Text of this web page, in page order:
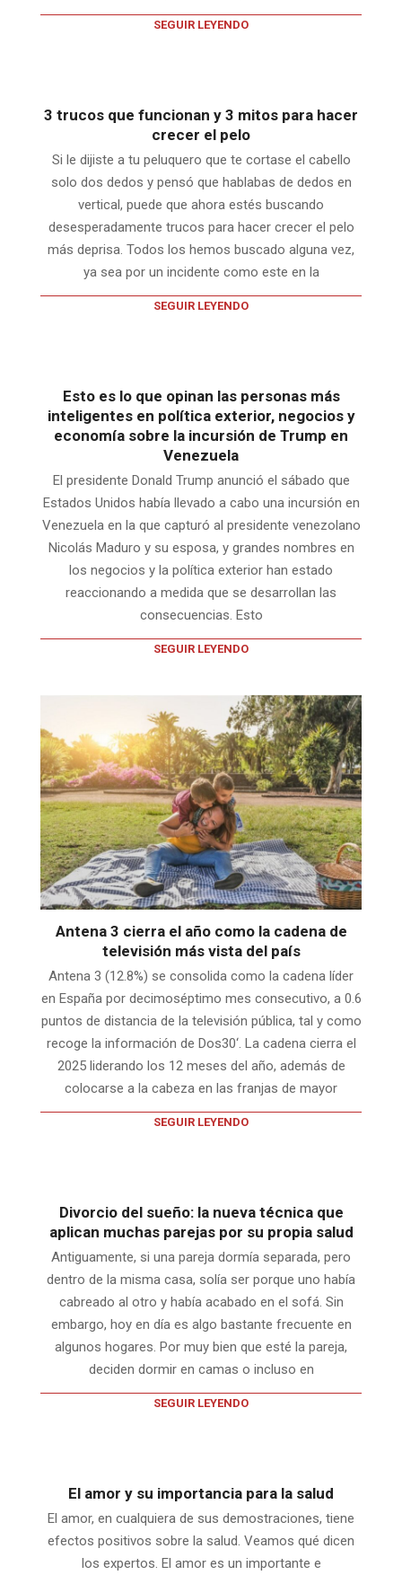
SEGUIR LEYENDO
3 trucos que funcionan y 3 mitos para hacer
crecer el pelo
Si le dijiste a tu peluquero que te cortase el cabello
solo dos dedos y pensó que hablabas de dedos en
vertical, puede que ahora estés buscando
desesperadamente trucos para hacer crecer el pelo
más deprisa. Todos los hemos buscado alguna vez,
ya sea por un incidente como este en la
SEGUIR LEYENDO
Esto es lo que opinan las personas más
inteligentes en política exterior, negocios y
economía sobre la incursión de Trump en
Venezuela
El presidente Donald Trump anunció el sábado que
Estados Unidos había llevado a cabo una incursión en
Venezuela en la que capturó al presidente venezolano
Nicolás Maduro y su esposa, y grandes nombres en
los negocios y la política exterior han estado
reaccionando a medida que se desarrollan las
consecuencias. Esto
SEGUIR LEYENDO
Antena 3 cierra el año como la cadena de
televisión más vista del país
Antena 3 (12.8%) se consolida como la cadena líder
en España por decimoséptimo mes consecutivo, a 0.6
puntos de distancia de la televisión pública, tal y como
recoge la información de Dos30‘. La cadena cierra el
2025 liderando los 12 meses del año, además de
colocarse a la cabeza en las franjas de mayor
SEGUIR LEYENDO
Divorcio del sueño: la nueva técnica que
aplican muchas parejas por su propia salud
Antiguamente, si una pareja dormía separada, pero
dentro de la misma casa, solía ser porque uno había
cabreado al otro y había acabado en el sofá. Sin
embargo, hoy en día es algo bastante frecuente en
algunos hogares. Por muy bien que esté la pareja,
deciden dormir en camas o incluso en
SEGUIR LEYENDO
El amor y su importancia para la salud
El amor, en cualquiera de sus demostraciones, tiene
efectos positivos sobre la salud. Veamos qué dicen
los expertos. El amor es un importante e